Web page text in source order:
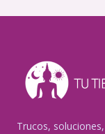
Trucos,